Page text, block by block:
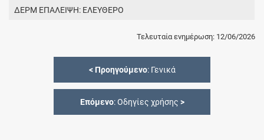
ΔΕΡΜ ΕΠΑΛΕΙΨΗ: ΕΛΕΥΘΕΡΟ
Τελευταία ενημέρωση: 12/06/2026
< Προηγούμενο: Γενικά
Επόμενο: Οδηγίες χρήσης >